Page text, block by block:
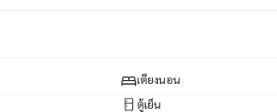
เตียงนอน
ตู้เย็น